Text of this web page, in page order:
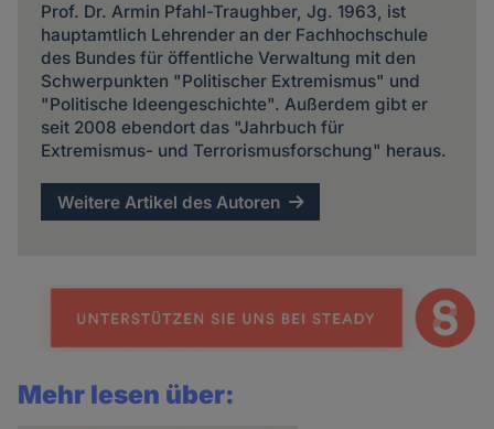
Prof. Dr. Armin Pfahl-Traughber, Jg. 1963, ist
hauptamtlich Lehrender an der Fachhochschule
des Bundes für öffentliche Verwaltung mit den
Schwerpunkten "Politischer Extremismus" und
"Politische Ideengeschichte". Außerdem gibt er
seit 2008 ebendort das "Jahrbuch für
Extremismus- und Terrorismusforschung" heraus.
Weitere Artikel des Autoren
Mehr lesen über: